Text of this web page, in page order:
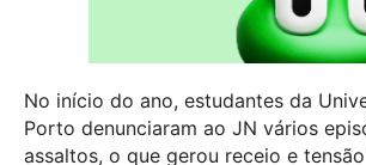
No início do ano, estudantes da
Porto denunciaram ao JN vários
assaltos, o que gerou receio e